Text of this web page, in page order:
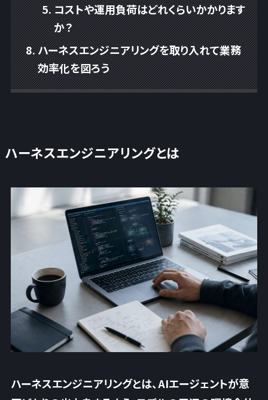
コストや運用負荷はどれくらいかかります
か？
ハーネスエンジニアリングを取り入れて業務
効率化を図ろう
ハーネスエンジニアリングとは
ハーネスエンジニアリングとは、AIエージェントが意